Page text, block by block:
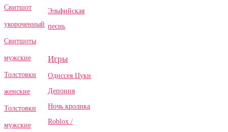
Свитшот
укороченный
Свитшоты
мужские
Толстовки
женские
Толстовки
мужские
Эльфийская
песнь
Игры
Одиссея Цуки
Депония
Ночь кролика
Roblox /